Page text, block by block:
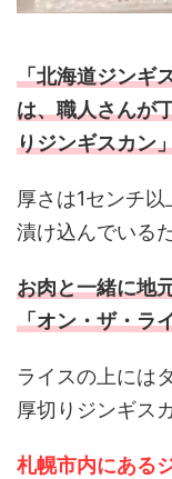
「北海道ジンギ
は、職人さんが
りジンギスカン
厚さは1センチ
漬け込んでいる
お肉と一緒に地
「オン・ザ・ラ
ライスの上には
厚切りジンギス
札幌市内にある